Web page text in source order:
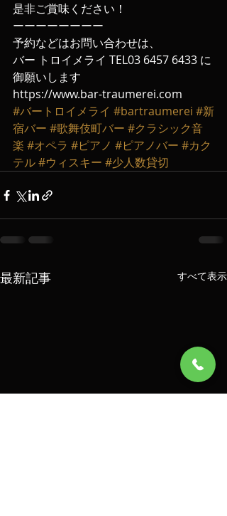
是非ご賞味ください！
ーーーーーーーー
予約などはお問い合わせは、
バー トロイメライ TEL03 6457 6433 に
御願いします
https://www.bar-traumerei.com
#バートロイメライ #bartraumerei #新
宿バー #歌舞伎町バー #クラシック音
楽 #オペラ #ピアノ #ピアノバー #カク
テル#ウィスキー #少人数貸切
最新記事 すべて表示